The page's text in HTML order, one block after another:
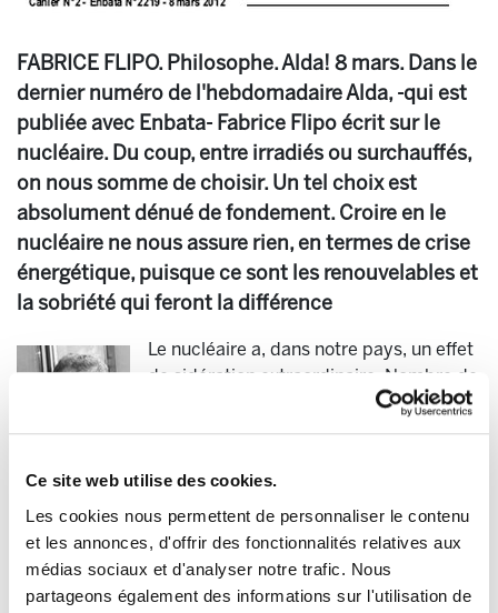
Ce site web utilise des cookies.
Les cookies nous permettent de personnaliser le contenu
et les annonces, d'offrir des fonctionnalités relatives aux
médias sociaux et d'analyser notre trafic. Nous
partageons également des informations sur l'utilisation de
FABRICE FLIPO. Philosophe. Alda! 8 mars. Dans le
dernier numéro de l'hebdomadaire Alda, -qui est
publiée avec Enbata- Fabrice Flipo écrit sur le
nucléaire. Du coup, entre irradiés ou surchauffés,
on nous somme de choisir. Un tel choix est
absolument dénué de fondement. Croire en le
nucléaire ne nous assure rien, en termes de crise
énergétique, puisque ce sont les renouvelables et
la sobriété qui feront la différence
Le nucléaire a, dans notre pays, un effet
de sidération extraordinaire. Nombre de
nos concitoyens estiment en effet que
sans nucléaire, on risque de revenir à la
vite, il vous demandera comment on
continuera de soigner le cancer, sans le nucléaire. Et
pourtant il existe des pays où l'on dispose de toutes les
commodités modernes, sans nucléaire ! Citons
l'Autriche, par exemple. Tout se passe comme si, en